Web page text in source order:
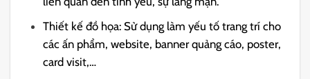
Thiết kế đồ họa: Sử dụng làm yếu tố trang trí cho
các ấn phẩm, website, banner quảng cáo, poster,
card visit,…